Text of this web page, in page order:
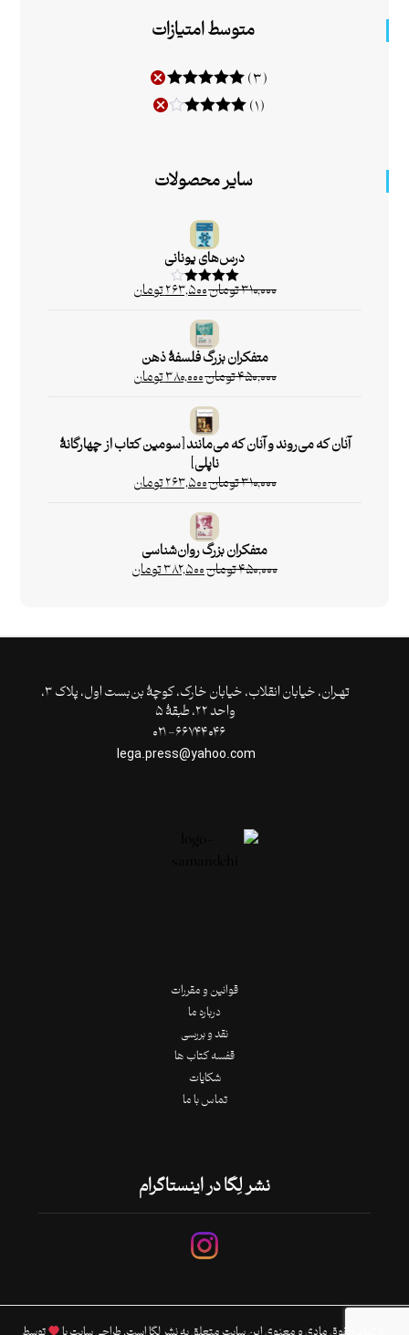
متوسط امتیازات
امتیاز۵از ۵
(۳)
(۱)
سایر محصولات
درس‌های یونانی
امتیاز
۳۱۰,۰۰۰تومان۲۶۳,۵۰۰تومان
متفکران بزرگ فلسفۀ ذهن
۴۵۰,۰۰۰تومان۳۸۰,۰۰۰تومان
آنان که می‌روند و آنان که می‌مانند [سومین کتاب از چهارگانۀ
ناپلی]
۳۱۰,۰۰۰تومان۲۶۳,۵۰۰تومان
متفکران بزرگ روان‌شناسی
۴۵۰,۰۰۰تومان۳۸۲,۵۰۰تومان
تهـران،‌ خیابان انقلاب، خیابان خارک، کوچۀ بن‌بست اول، پلاک ۳،
واحد ۲۲، طبقۀ ۵
قوانین و مقررات
درباره ما
نقد و بررسی
قفسه کتاب ها
شکایات
تماس با ما
نشر لِگا در اینستاگرام